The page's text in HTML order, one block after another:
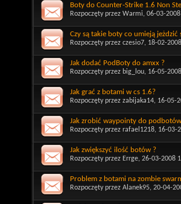
Boty do Counter-Strike 1.6 Non
Rozpoczęty przez Warmi, 06-03-
Czy są takie boty co umieją jeżdzić
Rozpoczęty przez czesio7, 18-02-
Jak dodać PodBoty do amxx ?
Rozpoczęty przez big_lou, 16-05-
Jak grać z botami w cs 1.6?
Rozpoczęty przez zabijaka14, 16-05-
Jak zrobić waypointy do
Rozpoczęty przez rafael1218, 16-03-
Jak zwiększyć ilość botów ?
Rozpoczęty przez Errge, 26-03-2008
Problem z botami na zombie
Rozpoczęty przez Alanek95, 20-04-